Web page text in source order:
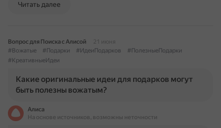
Читать далее
Вопрос для Поиска с Алисой
21 июня
#Вожатые
#Подарки #ИдеиПодарков
#ПолезныеПодарки
#КреативныеИдеи
Какие оригинальные идеи для подарков могут
быть полезны вожатым?
Алиса
На основе источников, возможны неточности